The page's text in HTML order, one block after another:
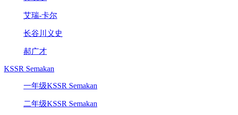
艾瑞-卡尔
长谷川义史
郝广才
KSSR Semakan
一年级KSSR Semakan
二年级KSSR Semakan